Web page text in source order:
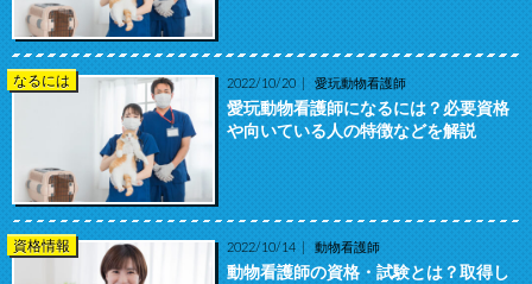
なるには 2022/10/20 愛玩動物看護師
愛玩動物看護師になるには？必要資格
や向いている人の特徴などを解説
資格情報 2022/10/14 動物看護師
動物看護師の資格・試験とは？取得し